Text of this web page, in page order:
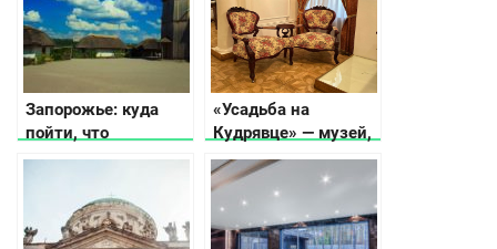
деньги.
Запорожье: куда
пойти, что
посмотреть и где
«Усадьба на
Кудрявце» — музей,
которого не должно
было быть